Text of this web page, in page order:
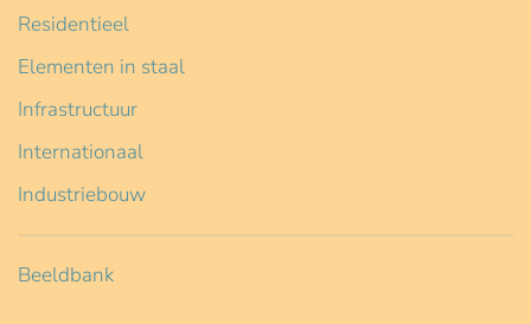
Residentieel
Elementen in staal
Infrastructuur
Internationaal
Industriebouw
Beeldbank